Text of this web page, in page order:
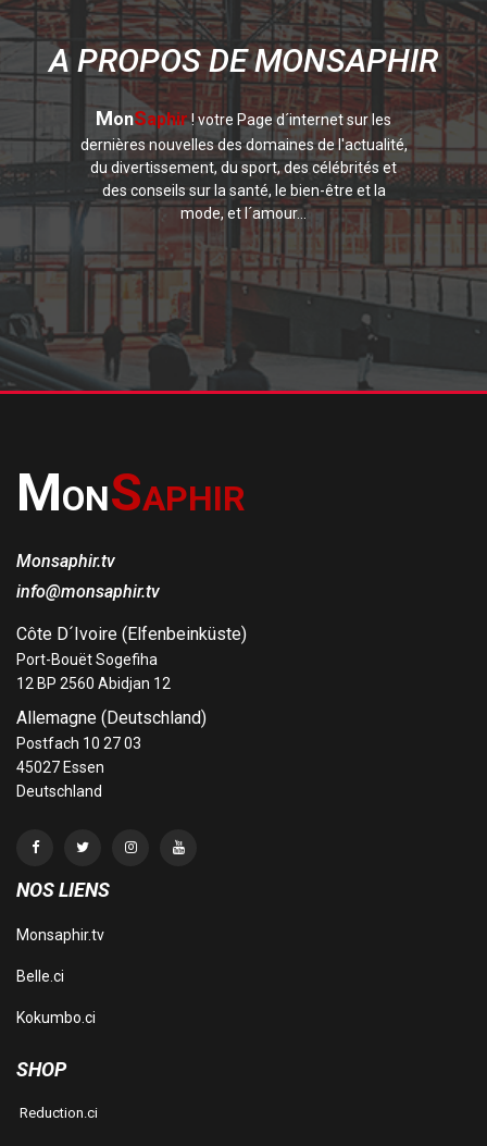
A PROPOS DE MONSAPHIR
MonSaphir! votre Page d´internet sur les
dernières nouvelles des domaines de l'actualité,
du divertissement, du sport, des célébrités et
des conseils sur la santé, le bien-être et la
mode, et l´amour...
MONSAPHIR
Monsaphir.tv
info@monsaphir.tv
Côte D´Ivoire (Elfenbeinküste)
Port-Bouët Sogefiha
12 BP 2560 Abidjan 12
Allemagne (Deutschland)
Postfach 10 27 03
45027 Essen
Deutschland
NOS LIENS
Monsaphir.tv
Belle.ci
Kokumbo.ci
SHOP
Reduction.ci